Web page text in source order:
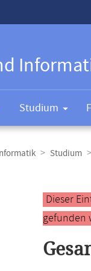
Studium
Studium
Hauptinhalt
Dieser
gefunden